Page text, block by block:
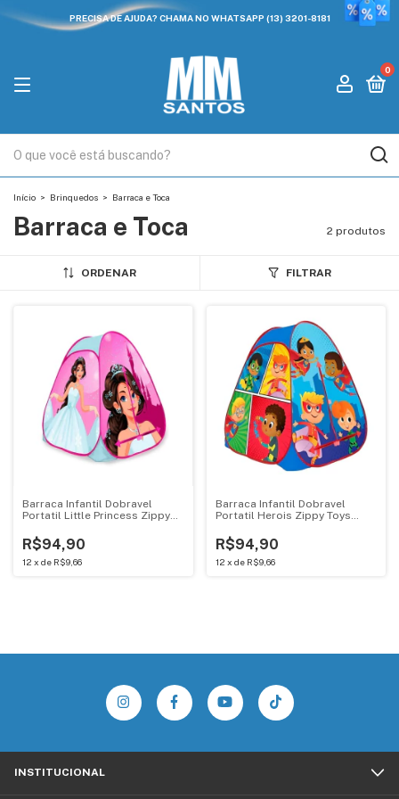
PRECISA DE AJUDA? CHAMA NO WHATSAPP (13) 3201-8181
0
Início > Brinquedos > Barraca e Toca
Barraca e Toca 2 produtos
ORDENAR FILTRAR
Barraca Infantil Dobravel
Portatil Little Princess Zippy
R$94,90
12 x de R$9,66
Barraca Infantil Dobravel
Portatil Herois Zippy Toys
R$94,90
12 x de R$9,66
INSTITUCIONAL